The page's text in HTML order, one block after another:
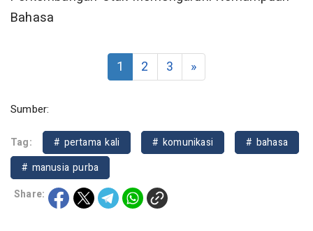
Bahasa
1 2 3 »
Sumber:
Tag: # pertama kali # komunikasi
# bahasa
# manusia purba
Share: